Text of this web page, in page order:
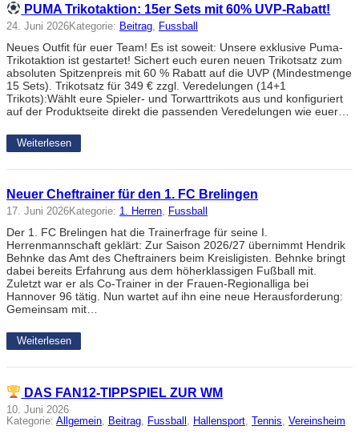
PUMA Trikotaktion: 15er Sets mit 60% UVP-Rabatt!
24. Juni 2026Kategorie: Beitrag, Fussball
Neues Outfit für euer Team! Es ist soweit: Unsere exklusive Puma-
Trikotaktion ist gestartet! Sichert euch euren neuen Trikotsatz zum
absoluten Spitzenpreis mit 60 % Rabatt auf die UVP (Mindestmenge
15 Sets). Trikotsatz für 349 € zzgl. Veredelungen (14+1
Trikots):Wählt eure Spieler- und Torwarttrikots aus und konfiguriert
auf der Produktseite direkt die passenden Veredelungen wie euer…
Weiterlesen
Neuer Cheftrainer für den 1. FC Brelingen
17. Juni 2026Kategorie: 1. Herren, Fussball
Der 1. FC Brelingen hat die Trainerfrage für seine I.
Herrenmannschaft geklärt: Zur Saison 2026/27 übernimmt Hendrik
Behnke das Amt des Cheftrainers beim Kreisligisten. Behnke bringt
dabei bereits Erfahrung aus dem höherklassigen Fußball mit.
Zuletzt war er als Co-Trainer in der Frauen-Regionalliga bei
Hannover 96 tätig. Nun wartet auf ihn eine neue Herausforderung:
Gemeinsam mit…
Weiterlesen
DAS FAN12-TIPPSPIEL ZUR WM
10. Juni 2026
Kategorie: Allgemein, Beitrag, Fussball , Hallensport, Tennis, Vereinsheim